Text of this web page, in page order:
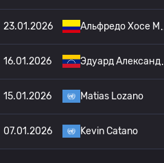
23.01.2026 Альфредо Хосе М
16.01.2026 Эдуард Александ
15.01.2026 Matias Lozano
07.01.2026 Kevin Catano